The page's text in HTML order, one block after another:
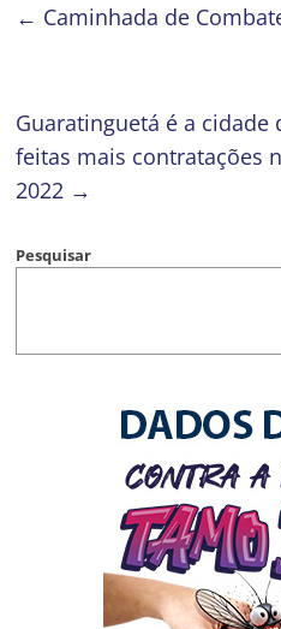
← Caminhada de
Guaratinguetá é a
feitas mais contratações
2022 →
Pesquisar